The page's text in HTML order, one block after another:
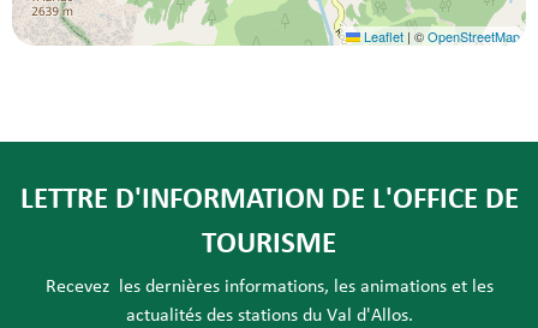
Leaflet | ©OpenStreetMap
LETTRE D'INFORMATION DE L'OFFICE DE
TOURISME
Recevez les dernières informations, les animations et les
actualités des stations du Val d'Allos.